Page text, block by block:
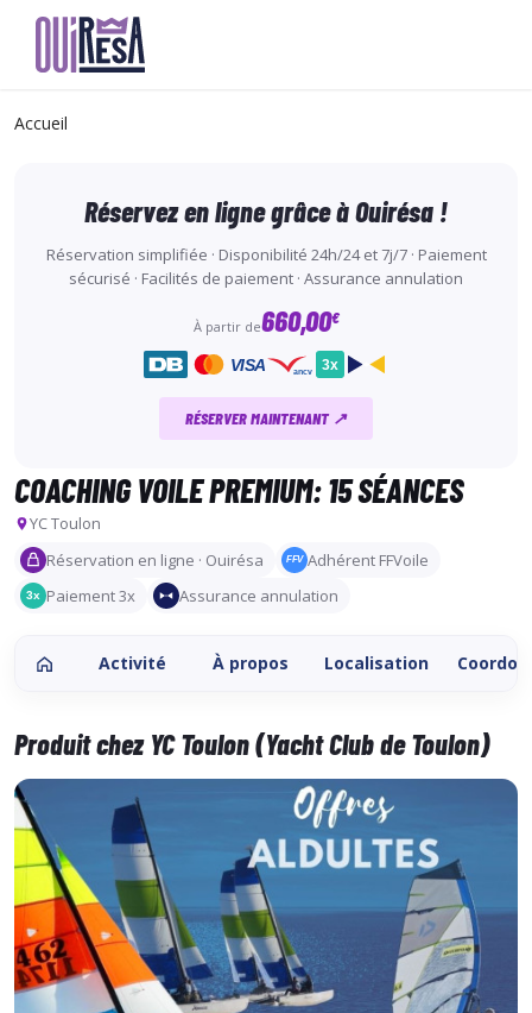
contenu
Accueil
COACHING VOILE PREMIUM: 15 SÉANCES
YC Toulon
Réservation en ligne · Ouirésa
FFV Adhérent FFVoile
3x Paiement 3x Assurance annulation
Activité À propos Localisation
Produit chez YC Toulon (Yacht Club de Toulon)
Réservez en ligne grâce à Ouirésa !
Réservation simplifiée · Disponibilité 24h/24 et 7j/7 · Paiement
sécurisé · Facilités de paiement · Assurance annulation
À partir de660,00€
VISA ancv 3x
RÉSERVER MAINTENANT ↗